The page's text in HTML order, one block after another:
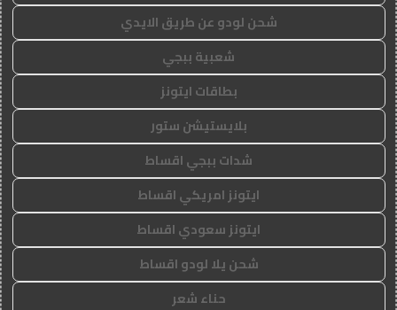
شحن لودو عن طريق الايدي
شعبية ببجي
بطاقات ايتونز
بلايستيشن ستور
شدات ببجي اقساط
ايتونز امريكي اقساط
ايتونز سعودي اقساط
شحن يلا لودو اقساط
حناء شعر